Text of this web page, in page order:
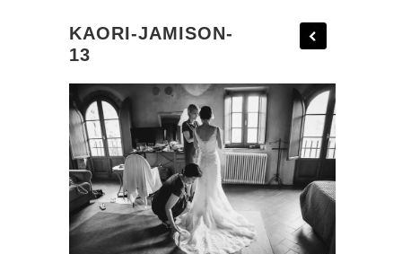
KAORI-JAMISON-
13